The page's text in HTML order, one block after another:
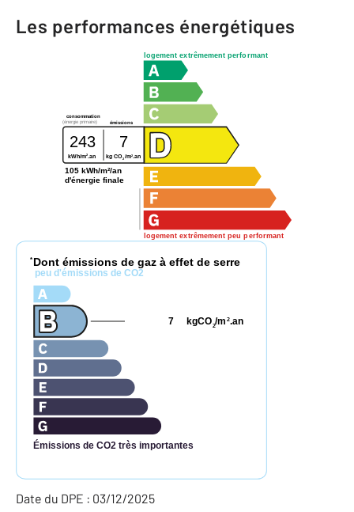
Les performances énergétiques
logement extrêmement performant
logement extrêmement peu performant
consommation
émissions
(énergie primaire)
243 7
kWh/m2.an kg CO2 /m2 .an
105 kWh/m²/an
d'énergie finale
* Dont émissions de gaz à effet de serre
peu d'émissions de CO2
Émissions de CO2 très importantes
kgCO2/m 2.an
7
Date du DPE : 03/12/2025